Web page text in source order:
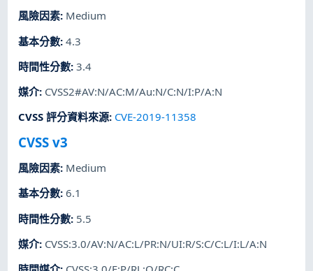
風險因素: Medium
基本分數:4.3
時間性分數:3.4
媒介: CVSS2#AV:N/AC:M/Au:N/C:N/I:P/A:N
CVSS 評分資料來源: CVE-2019-11358
CVSS v3
風險因素: Medium
基本分數:6.1
時間性分數: 5.5
媒介: CVSS:3.0/AV:N/AC:L/PR:N/UI:R/S:C/C:L/I:L/A:N